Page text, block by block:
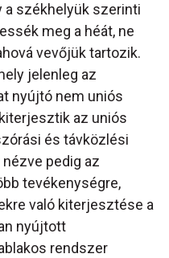
a székhelyük szerinti
meg a héát, ne
vevőjük tartozik.
jelenleg az
nyújtó nem uniós
az uniós
és távközlési
pedig az
tevékenységre,
való kiterjesztése a
nyújtott
rendszer